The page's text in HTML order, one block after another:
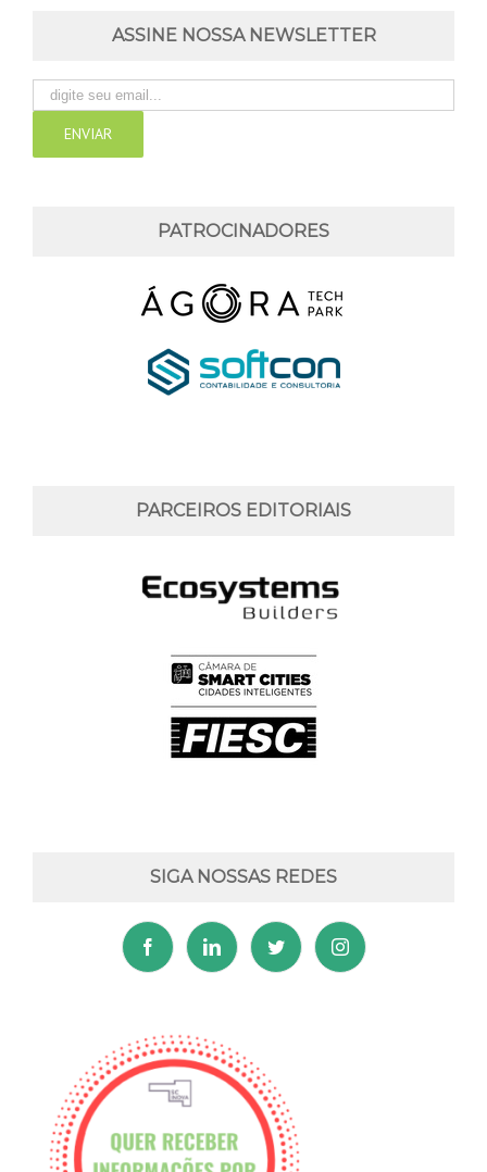
ASSINE NOSSA NEWSLETTER
PATROCINADORES
PARCEIROS EDITORIAIS
SIGA NOSSAS REDES